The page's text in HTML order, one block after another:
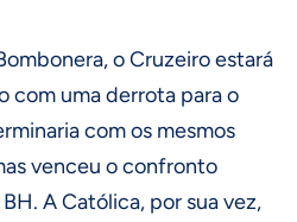
o Cruzeiro estará
com uma derrota para o
com os mesmos
venceu o confronto
A Católica, por sua vez,